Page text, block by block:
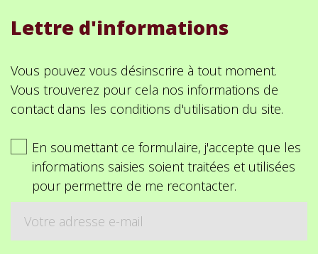
Lettre d'informations
Vous pouvez vous désinscrire à tout moment.
Vous trouverez pour cela nos informations de
contact dans les conditions d'utilisation du site.
En soumettant ce formulaire, j'accepte que les
informations saisies soient traitées et utilisées
pour permettre de me recontacter.